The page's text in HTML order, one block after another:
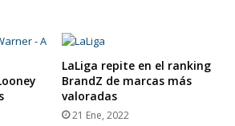
LaLiga repite en el ranking
BrandZ de marcas más
valoradas
21 Ene, 2022